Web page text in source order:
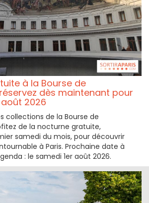
à la Bourse de
dès maintenant pour
2026
collections de la Bourse de
de la nocturne gratuite,
samedi du mois, pour découvrir
à Paris. Prochaine date à
: le samedi 1er août 2026.